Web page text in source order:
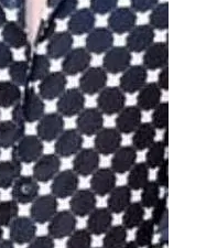
Contactos